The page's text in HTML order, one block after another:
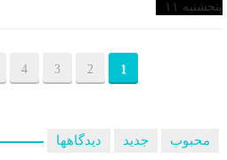
1
2
3
4
محبوب جدید دیدگاهها